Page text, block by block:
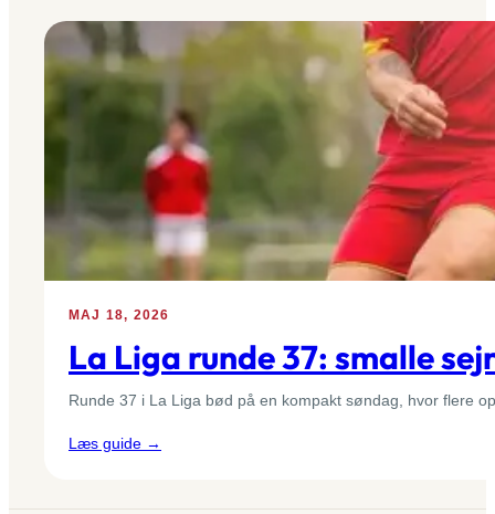
begge
ender
og
afgørelser:
Runde
37
Primera
División
Gruppe
MAJ 18, 2026
La Liga runde 37: smalle
Runde 37 i La Liga bød på en kompakt søndag, hvor flere
Læs guide →